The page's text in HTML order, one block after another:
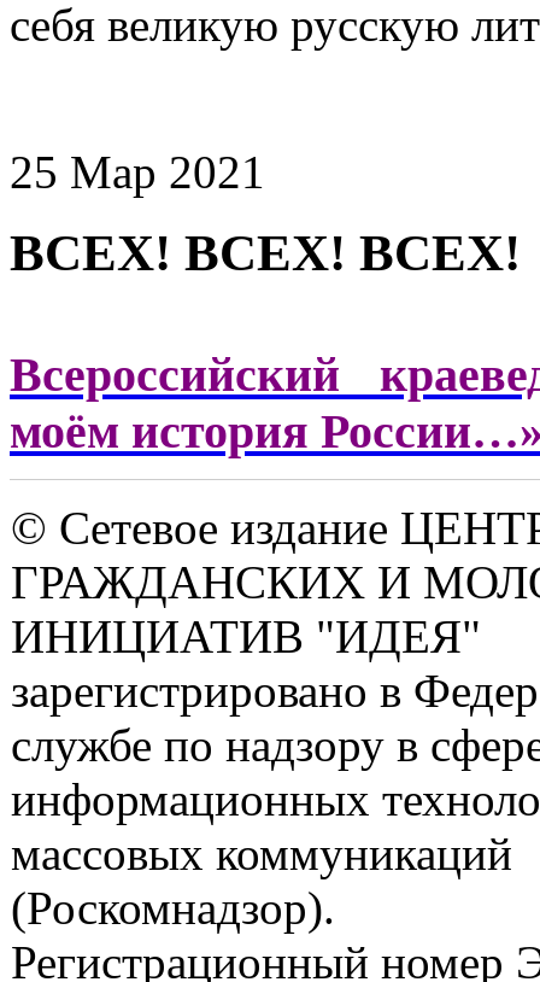
себя великую русскую
25 Мар 2021
ВСЕХ! ВСЕХ! ВСЕХ!
Всероссийский
моём история
© Сетевое издание
ГРАЖДАНСКИХ И
ИНИЦИАТИВ "ИДЕЯ"
зарегистрировано в
службе по надзору в
информационных
массовых коммуникаций
(Роскомнадзор).
Регистрационный